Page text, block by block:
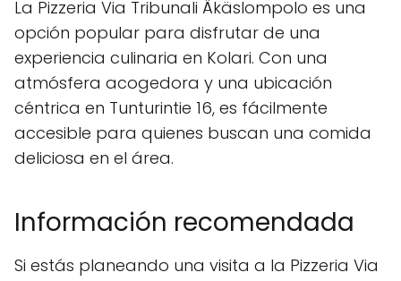
La Pizzeria Via Tribunali Äkäslompolo es una
opción popular para disfrutar de una
experiencia culinaria en Kolari. Con una
atmósfera acogedora y una ubicación
céntrica en Tunturintie 16, es fácilmente
accesible para quienes buscan una comida
deliciosa en el área.
Información recomendada
Si estás planeando una visita a la Pizzeria Via